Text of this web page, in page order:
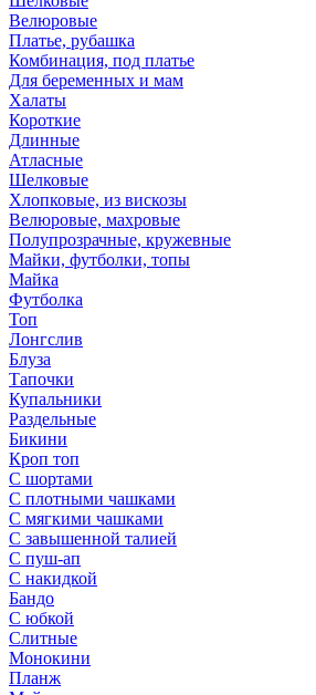
Велюровые
Платье, рубашка
Комбинация, под платье
Для беременных и мам
Халаты
Короткие
Длинные
Атласные
Шелковые
Хлопковые, из вискозы
Велюровые, махровые
Полупрозрачные, кружевные
Майки, футболки, топы
Майка
Футболка
Топ
Лонгслив
Блуза
Тапочки
Купальники
Раздельные
Бикини
Кроп топ
С шортами
С плотными чашками
С мягкими чашками
С завышенной талией
С пуш-ап
С накидкой
Бандо
С юбкой
Слитные
Монокини
Планж